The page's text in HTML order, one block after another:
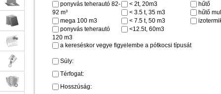
ponyvás teherautó 82-
92 m³
mega 100 m3
ponyvás teherautó
120 m3
< 2t, 20m3
< 3.5 t, 35 m3
< 7.5 t, 50 m3
<12.5t, 60m3
hűtő
hűtő
a kereséskor vegye figyelembe a pótkocsi típusát
Súly:
Térfogat:
Hosszúság: